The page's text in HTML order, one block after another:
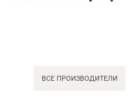
ВСЕ ПРОИЗВОДИТЕЛИ